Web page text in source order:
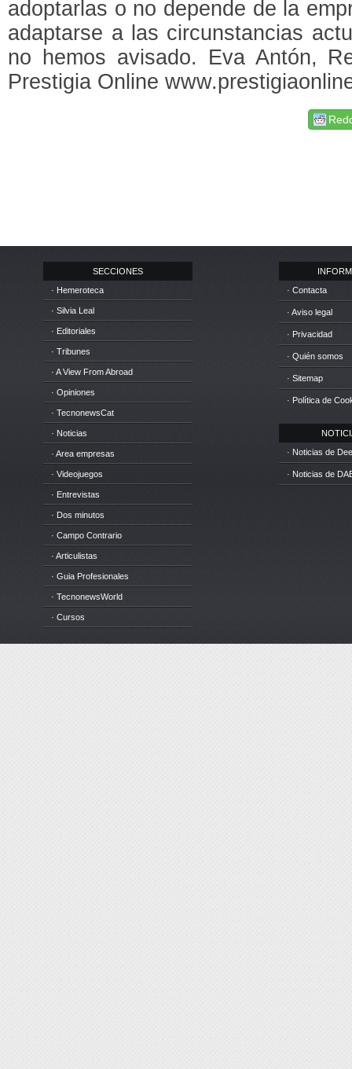
adoptarlas o no depende de la
adaptarse a las circunstancias
no hemos avisado. Eva Antón,
Prestigia Online
SECCIONES
· Hemeroteca
· Silvia Leal
· Editoriales
· Tribunes
· A View From Abroad
· Opiniones
· TecnonewsCat
· Noticias
· Area empresas
· Videojuegos
· Entrevistas
· Dos minutos
· Campo Contrario
· Articulistas
· Guia Profesionales
· TecnonewsWorld
· Cursos
· Contacta
· Aviso legal
· Privacidad
· Quién somos
· Sitemap
· Política de
· Noticias de
· Noticias de